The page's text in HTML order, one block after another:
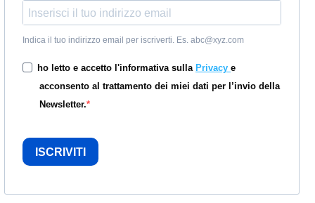
Indica il tuo indirizzo email per iscriverti. Es. abc@xyz.com
ho letto e accetto l'informativa sulla Privacy e
acconsento al trattamento dei miei dati per l’invio della
Newsletter.
ISCRIVITI